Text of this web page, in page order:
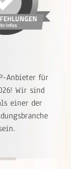
Anbieter für
Wir sind
einer der